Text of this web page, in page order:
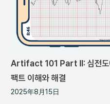
Artifact 101 Part II: 심전도
팩트 이해와 해결
2025年8月15日